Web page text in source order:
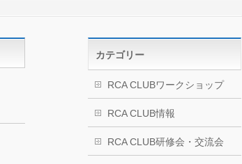
カテゴリー
RCA CLUBワークショップ
RCA CLUB情報
RCA CLUB研修会・交流会